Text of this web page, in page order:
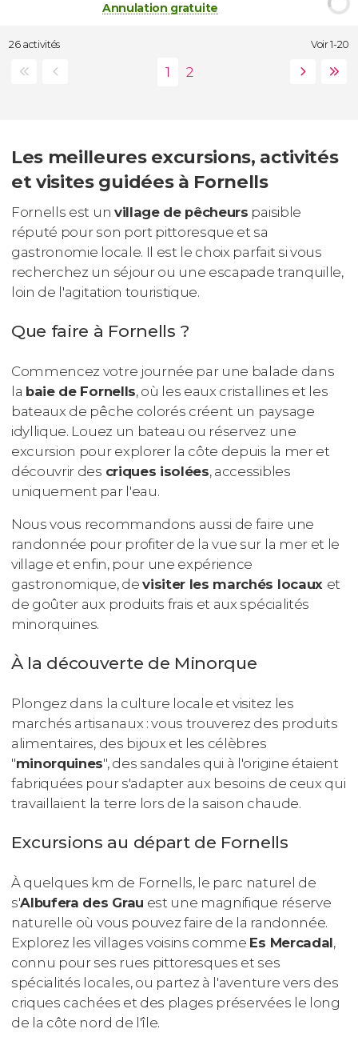
Annulation gratuite
26 activités Voir 1-20
Les meilleures excursions, activités
et visites guidées à Fornells
Fornells est un village de pêcheurs paisible
réputé pour son port pittoresque et sa
gastronomie locale. Il est le choix parfait si vous
recherchez un séjour ou une escapade tranquille,
loin de l'agitation touristique.
Que faire à Fornells ?
Commencez votre journée par une balade dans
la baie de Fornells, où les eaux cristallines et les
bateaux de pêche colorés créent un paysage
idyllique. Louez un bateau ou réservez une
excursion pour explorer la côte depuis la mer et
découvrir des criques isolées, accessibles
uniquement par l'eau.
Nous vous recommandons aussi de faire une
randonnée pour profiter de la vue sur la mer et le
village et enfin, pour une expérience
gastronomique, devisiter les marchés locaux et
de goûter aux produits frais et aux spécialités
minorquines.
À la découverte de Minorque
Plongez dans la culture locale et visitez les
marchés artisanaux : vous trouverez des produits
alimentaires, des bijoux et les célèbres
"minorquines", des sandales qui à l'origine étaient
fabriquées pour s'adapter aux besoins de ceux qui
travaillaient la terre lors de la saison chaude.
Excursions au départ de Fornells
À quelques km de Fornells, le parc naturel de
s'Albufera des Grau est une magnifique réserve
naturelle où vous pouvez faire de la randonnée.
Explorez les villages voisins comme Es Mercadal,
connu pour ses rues pittoresques et ses
spécialités locales, ou partez à l'aventure vers des
criques cachées et des plages préservées le long
de la côte nord de l'île.